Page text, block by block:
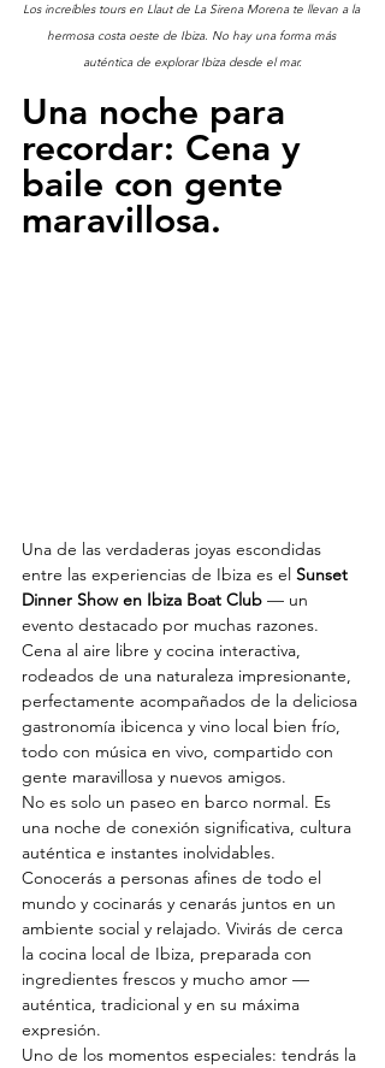
Los increíbles tours en Llaut de La Sirena Morena te llevan a la
hermosa costa oeste de Ibiza. No hay una forma más
auténtica de explorar Ibiza desde el mar.
Una noche para
recordar: Cena y
baile con gente
maravillosa.
Una de las verdaderas joyas escondidas
entre las experiencias de Ibiza es el Sunset
Dinner Show en Ibiza Boat Club — un
evento destacado por muchas razones.
Cena al aire libre y cocina interactiva,
rodeados de una naturaleza impresionante,
perfectamente acompañados de la deliciosa
gastronomía ibicenca y vino local bien frío,
todo con música en vivo, compartido con
gente maravillosa y nuevos amigos.
No es solo un paseo en barco normal. Es
una noche de conexión significativa, cultura
auténtica e instantes inolvidables.
Conocerás a personas afines de todo el
mundo y cocinarás y cenarás juntos en un
ambiente social y relajado. Vivirás de cerca
la cocina local de Ibiza, preparada con
ingredientes frescos y mucho amor —
auténtica, tradicional y en su máxima
expresión.
Uno de los momentos especiales: tendrás la